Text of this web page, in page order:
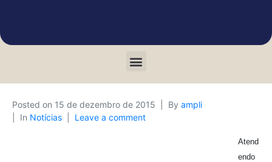
Posted on 15 de dezembro de 2015 By ampli
In Notícias Leave a comment
Atend
endo